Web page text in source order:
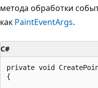
метода обработки
как PaintEventArgs.
C#
private void
{